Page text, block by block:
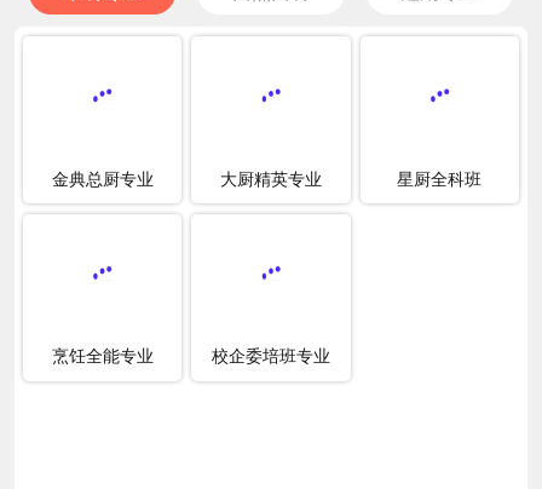
金典总厨专业 大厨精英专业 星厨全科班
烹饪全能专业 校企委培班专业